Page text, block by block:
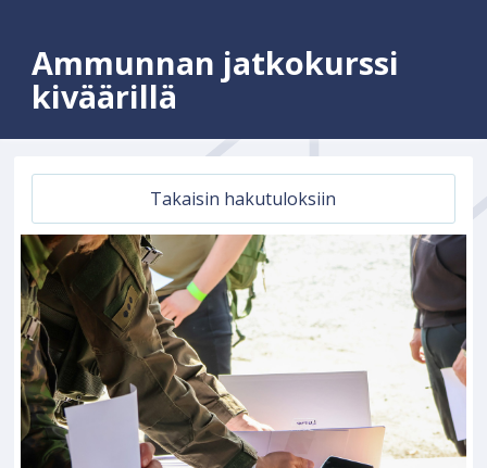
Ammunnan jatkokurssi
kiväärillä
Takaisin hakutuloksiin